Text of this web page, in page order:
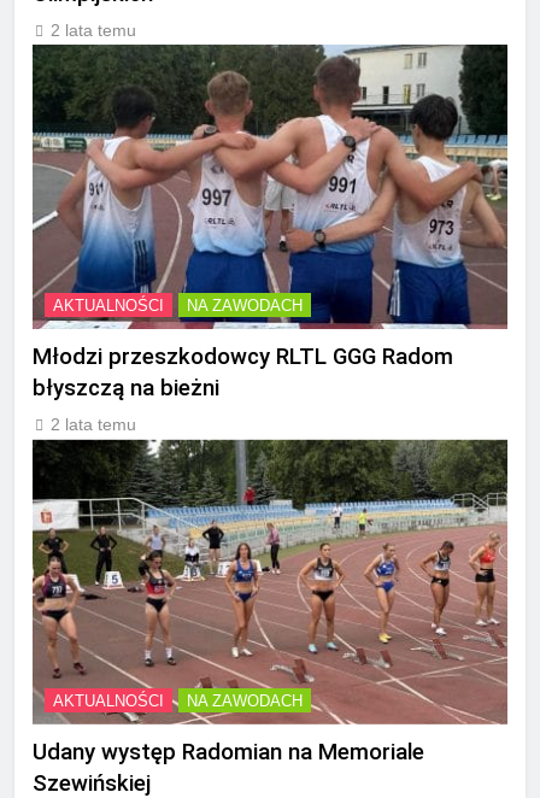
2 lata temu
AKTUALNOŚCI NA ZAWODACH
Młodzi przeszkodowcy RLTL GGG Radom
błyszczą na bieżni
2 lata temu
AKTUALNOŚCI NA ZAWODACH
Udany występ Radomian na Memoriale
Szewińskiej